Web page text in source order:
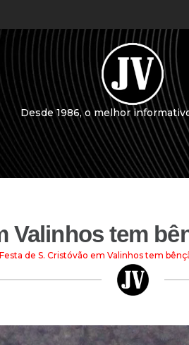
Desde 1986, o melhor
Valinhos tem
Festa de S. Cristóvão em Valinhos tem